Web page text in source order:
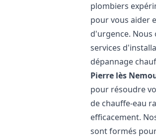
plombiers
pour vous aider
d'urgence. Nous
services
dépannage
Pierre lès
pour résoudre
de chauffe-eau
efficacement.
sont formés